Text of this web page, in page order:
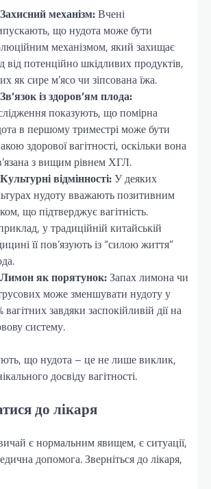
Захисний механізм:Вчені
що нудота може бути
механізмом, який захищає
від потенційно шкідливих продуктів,
як сире м’ясо чи зіпсована їжа.
Зв’язок із здоров’ям плода:
показують, що помірна
в першому триместрі може бути
здорової вагітності, оскільки вона
з вищим рівнем ХГЛ.
Культурні відмінності:У деяких
нудоту вважають позитивним
що підтверджує вагітність.
у традиційній китайській
її пов’язують із “силою життя”
Лимон як порятунок:Запах лимона чи
може зменшувати нудоту у
вагітних завдяки заспокійливій дії на
систему.
що нудота – це не лише виклик,
досвіду вагітності.
до лікаря
є нормальним явищем, є ситуації,
допомога. Зверніться до лікаря,